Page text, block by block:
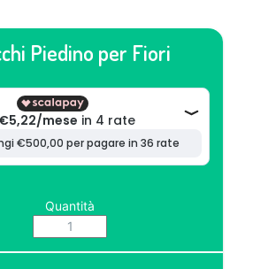
Piedino per Fiori
Quantità